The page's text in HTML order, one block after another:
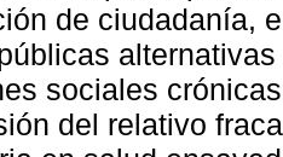
de ciudadanía,
sociales
del relativo